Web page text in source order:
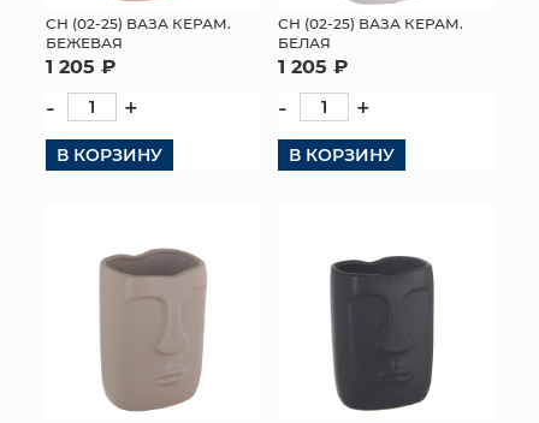
СН (02-25) ВАЗА КЕРАМ.
БЕЖЕВАЯ
1 205 ₽
- +
В КОРЗИНУ
СН (02-25) ВАЗА КЕРАМ.
БЕЛАЯ
1 205 ₽
- +
В КОРЗИНУ